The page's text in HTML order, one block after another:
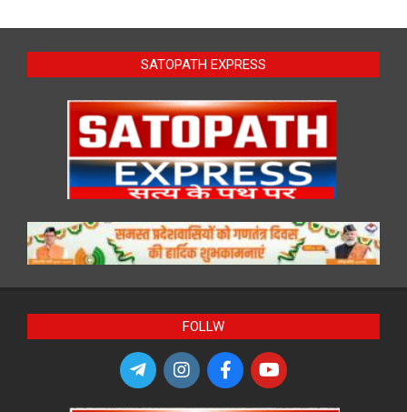
SATOPATH EXPRESS
FOLLW